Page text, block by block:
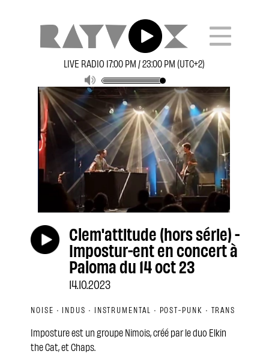
LIVE RADIO 17:00 PM / 23:00 PM (UTC+2)
Clem'attitude (hors série) -
Impostur-ent en concert à
Paloma du 14 oct 23
14.10.2023
NOISE · INDUS · INSTRUMENTAL · POST-PUNK · TRANS
Imposture est un groupe Nimois, créé par le duo Elkin
the Cat, et Chaps.